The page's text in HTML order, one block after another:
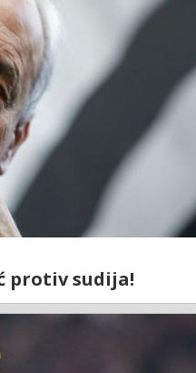
protiv sudija!